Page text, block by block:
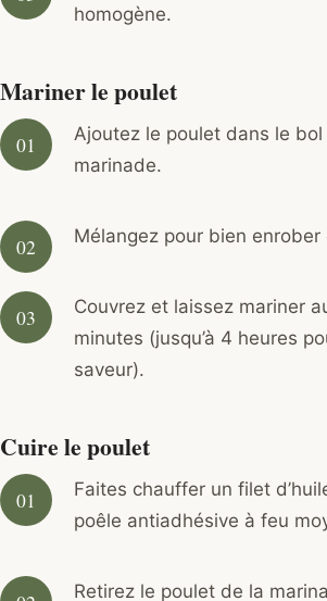
homogène.
Mariner le poulet
Ajoutez le poulet dans le
marinade.
Mélangez pour bien enrober
Couvrez et laissez mariner
minutes (jusqu’à 4 heures
saveur).
Cuire le poulet
Faites chauffer un filet
poêle antiadhésive à feu
Retirez le poulet de la